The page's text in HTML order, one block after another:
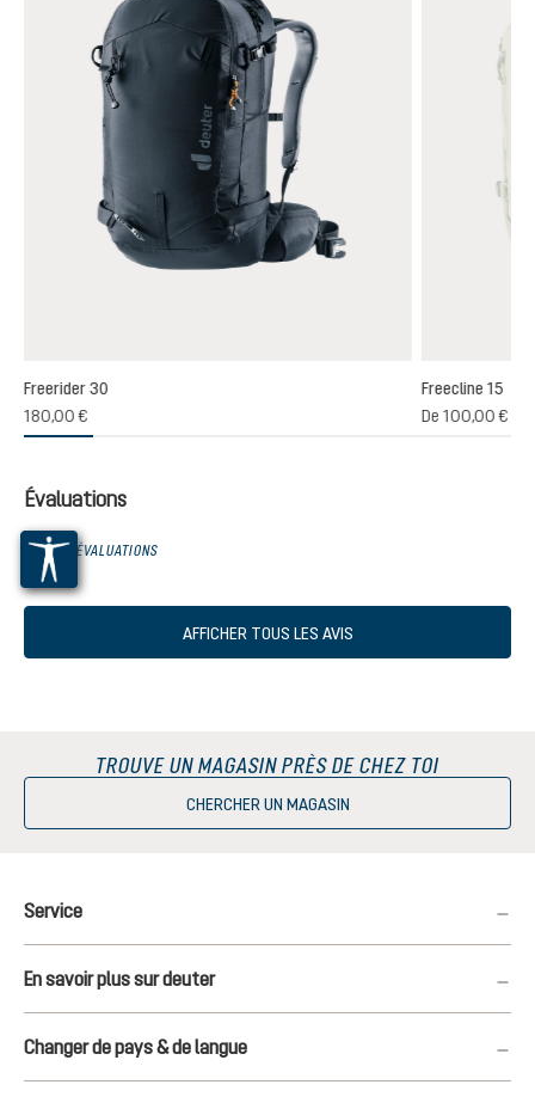
de 4 sur 5 étoiles
Freerider 30
180,00 €
Freecline 15
De 100,00 €
Évaluations
0 SUR 0 ÉVALUATIONS
AFFICHER TOUS LES AVIS
TROUVE UN MAGASIN PRÈS DE CHEZ TOI
CHERCHER UN MAGASIN
Service
En savoir plus sur deuter
Changer de pays & de langue